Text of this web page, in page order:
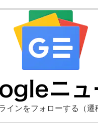
インをフォローする
（